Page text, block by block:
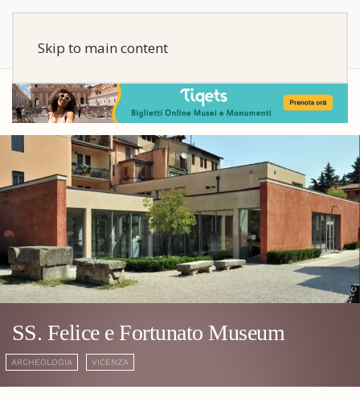
Skip to main content
SS. Felice e Fortunato Museum
ARCHEOLOGIA VICENZA